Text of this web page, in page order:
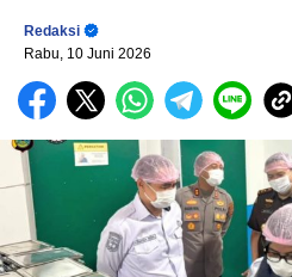
Redaksi
Rabu, 10 Juni 2026